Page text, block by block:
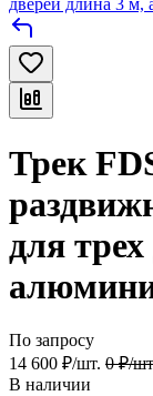
Трек
для
По запросу
14 600 ₽/шт. 0 ₽/
В наличии